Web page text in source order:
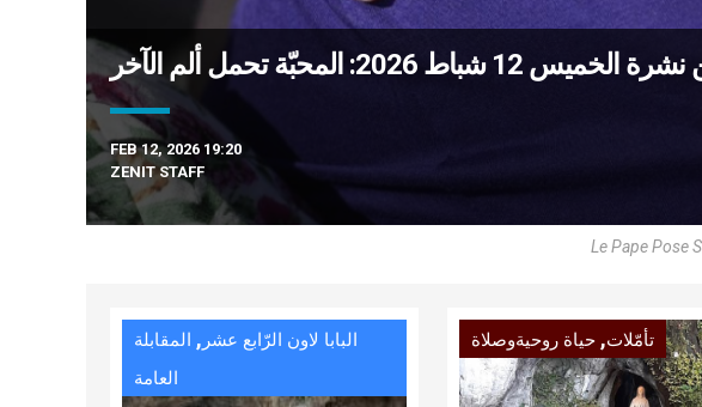
12 شباط 2026: المحبّة تحمل ألم الآخر
FEB 12, 2026 19:20
ZENIT STAFF
Le Pape Pose
البابا لاون الرّابع عشر , المقابلة
العامة
تأمّلات, حياة روحيةوصلاة